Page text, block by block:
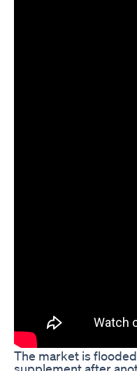
The market is
supplement after